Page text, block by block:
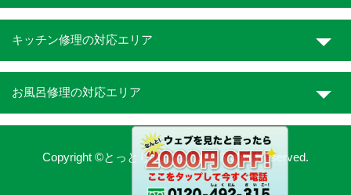
キッチン修理の対応エリア
お風呂修理の対応エリア
Copyright ©とっとり水道職人. All Rights Reserved.